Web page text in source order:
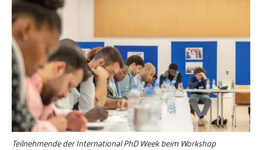
Teilnehmende der International PhD Week beim Workshop